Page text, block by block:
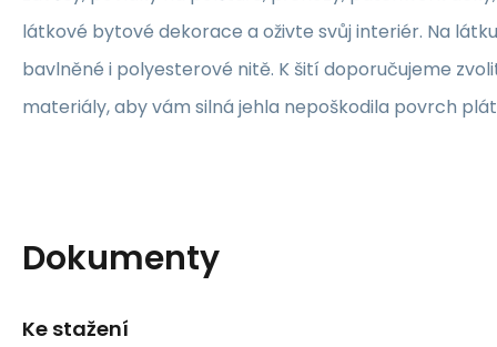
látkové bytové dekorace a oživte svůj interiér. Na
bavlněné i polyesterové nitě. K šití doporučujeme
materiály, aby vám silná jehla nepoškodila povrch
Dokumenty
Ke stažení